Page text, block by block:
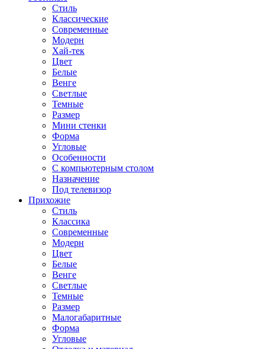
Стиль
Классические
Современные
Модерн
Хай-тек
Цвет
Белые
Венге
Светлые
Темные
Размер
Мини стенки
Форма
Угловые
Особенности
С компьютерным столом
Назначение
Под телевизор
Прихожие
Стиль
Классика
Современные
Модерн
Цвет
Белые
Венге
Светлые
Темные
Размер
Малогабаритные
Форма
Угловые